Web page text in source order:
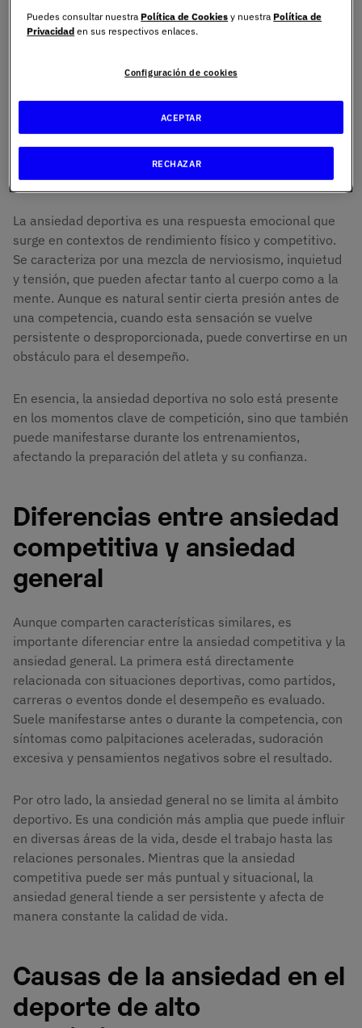
Máster en Formación Permanente
en Psicología del Deporte de UNIEestán diseñados
las complejas dinámicas psicológicas que afectan a los
¿Qué es la ansiedad
deportiva?
La ansiedad deportiva es una respuesta emocional que
surge en contextos de rendimiento físico y competitivo.
Se caracteriza por una mezcla de nerviosismo, inquietud
y tensión, que pueden afectar tanto al cuerpo como a la
mente. Aunque es natural sentir cierta presión antes de
una competencia, cuando esta sensación se vuelve
persistente o desproporcionada, puede convertirse en un
obstáculo para el desempeño.
En esencia, la ansiedad deportiva no solo está presente
en los momentos clave de competición, sino que también
puede manifestarse durante los entrenamientos,
afectando la preparación del atleta y su confianza.
Diferencias entre ansiedad
competitiva y ansiedad
general
Aunque comparten características similares, es
importante diferenciar entre la ansiedad competitiva y la
ansiedad general. La primera está directamente
relacionada con situaciones deportivas, como partidos,
carreras o eventos donde el desempeño es evaluado.
Suele manifestarse antes o durante la competencia, con
síntomas como palpitaciones aceleradas, sudoración
excesiva y pensamientos negativos sobre el resultado.
Por otro lado, la ansiedad general no se limita al ámbito
deportivo. Es una condición más amplia que puede influir
en diversas áreas de la vida, desde el trabajo hasta las
relaciones personales. Mientras que la ansiedad
competitiva puede ser más puntual y situacional, la
ansiedad general tiende a ser persistente y afecta de
manera constante la calidad de vida.
Causas de la ansiedad en el
deporte de alto
Puedes consultar nuestra Política de Cookies y nuestra Política de
Privacidad en sus respectivos enlaces.
Configuración de cookies
RECHAZAR
ACEPTAR